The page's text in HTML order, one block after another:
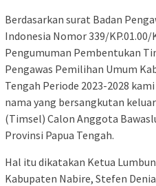
Berdasarkan surat Badan
Indonesia Nomor 339/
Pengumuman Pembentukan
Pengawas Pemilihan Umum
Tengah Periode 2023-2028
nama yang bersangkutan
(Timsel) Calon Anggota
Provinsi Papua Tengah.
Hal itu dikatakan Ketua
Kabupaten Nabire, Stefen